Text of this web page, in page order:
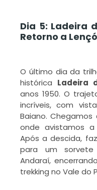
Dia 5: Ladeira
Retorno a
O último dia da
histórica Ladeira
anos 1950. O
incríveis, com
Baiano. Chegamos
onde avistamos
Após a descida,
para um
Andaraí,
trekking no Vale do